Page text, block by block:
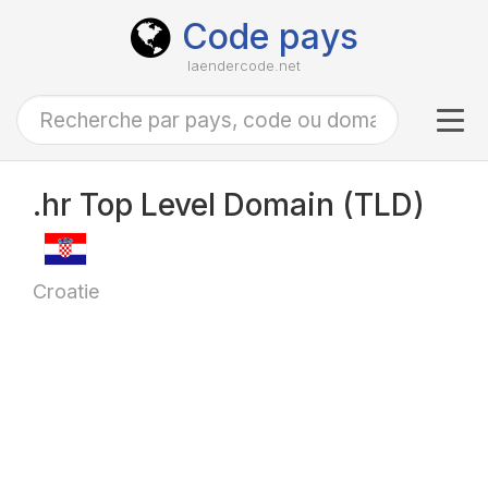
Code pays
laendercode.net
.hr Top Level Domain (TLD)
Croatie